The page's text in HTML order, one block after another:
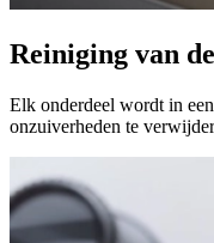
Reiniging van
Elk onderdeel wordt in
onzuiverheden te